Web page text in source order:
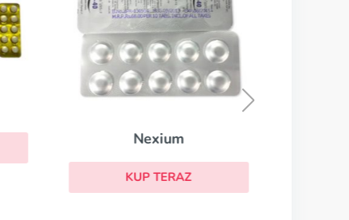
Dexilant